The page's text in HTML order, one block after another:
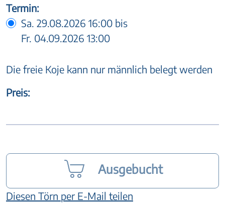
Termin:
Sa. 29.08.2026 16:00 bis
Fr. 04.09.2026 13:00
Die freie Koje kann nur männlich belegt werden
Preis:
Ausgebucht
Diesen Törn per E-Mail teilen